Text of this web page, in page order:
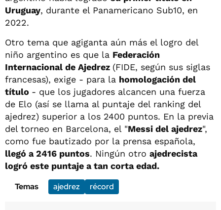
Uruguay, durante el Panamericano Sub10, en
2022.
Otro tema que agiganta aún más el logro del
niño argentino es que la Federación
Internacional de Ajedrez (FIDE, según sus siglas
francesas), exige - para la homologación del
título - que los jugadores alcancen una fuerza
de Elo (así se llama al puntaje del ranking del
ajedrez) superior a los 2400 puntos. En la previa
del torneo en Barcelona, el "Messi del ajedrez",
como fue bautizado por la prensa española,
llegó a 2416 puntos. Ningún otro ajedrecista
logró este puntaje a tan corta edad.
Temas
ajedrez récord